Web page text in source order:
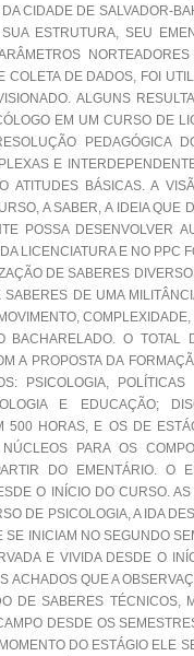
CIDADE DE SALVADOR-
ESTRUTURA, SEU
COLETA DE DADOS, FOI
ALGUNS
EM UM CURSO DE
PEDAGÓGICA
E
ATITUDES BÁSICAS. A
A SABER, A IDEIA QUE
POSSA DESENVOLVER
LICENCIATURA E NO PPC
DE SABERES
SABERES DE UMA
BACHARELADO. O
A PROPOSTA DA
PSICOLOGIA,
E EDUCAÇÃO;
500 HORAS, E OS DE
PARA OS
DO EMENTÁRIO. O
O INÍCIO DO CURSO.
DE PSICOLOGIA, A IDA
SE INICIAM NO SEGUNDO
E VIVIDA DESDE O
ACHADOS QUE A
DE SABERES TÉCNICOS,
DESDE OS
DO ESTÁGIO ELE